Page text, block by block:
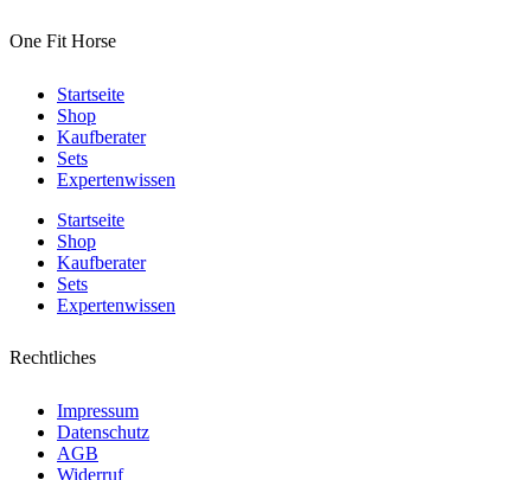
One Fit Horse
Startseite
Shop
Kaufberater
Sets
Expertenwissen
Startseite
Shop
Kaufberater
Sets
Expertenwissen
Rechtliches
Impressum
Datenschutz
AGB
Widerruf